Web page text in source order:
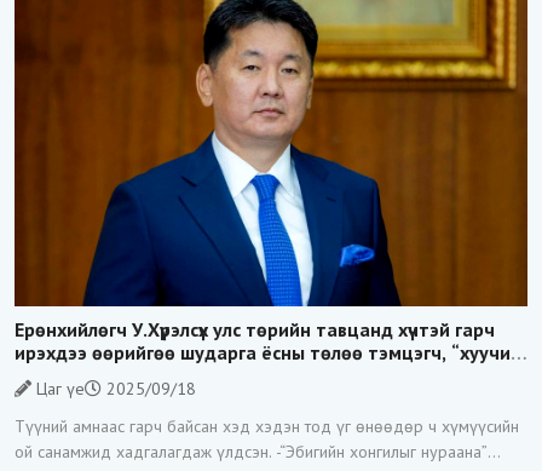
Ерөнхийлөгч У.Хүрэлсүх улс төрийн тавцанд хүчтэй гарч
ирэхдээ өөрийгөө шударга ёсны төлөө тэмцэгч, “хуучин
тогтолцооны хонгилыг нураагч” гэсэн дүрээр ард түмэнд
таниулсан.
Цаг үе
2025/09/18
Түүний амнаас гарч байсан хэд хэдэн тод үг өнөөдөр ч хүмүүсийн
ой санамжид хадгалагдаж үлдсэн. -“Эбигийн хонгилыг нураана”